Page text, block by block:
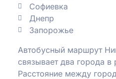
Софиевка
Днепр
Запорожье
Автобусный маршрут
связывает два города в
Расстояние между